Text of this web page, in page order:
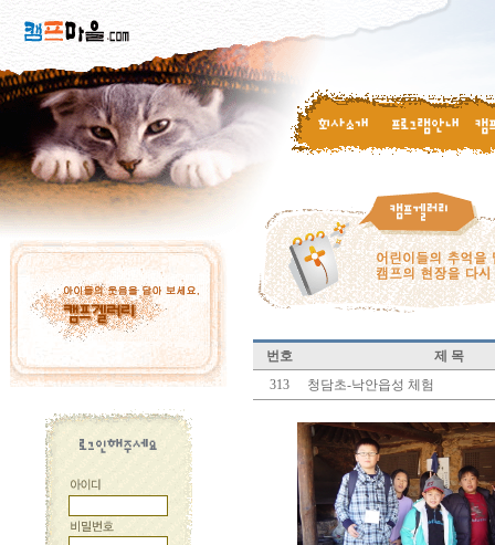
번호
제 목
313
청담초-낙안읍성 체험